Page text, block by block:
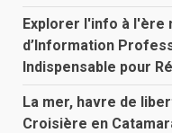
Explorer l'info à l'ère
d’Information
Indispensable pour
La mer, havre de
Croisière en